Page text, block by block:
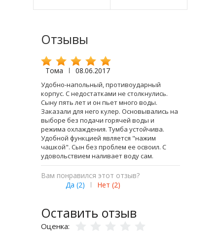
Отзывы
Тома | 08.06.2017
Удобно-напольный, противоударный
корпус. С недостатками не столкнулись.
Сыну пять лет и он пьет много воды.
Заказали для него кулер. Основывались на
выборе без подачи горячей воды и
режима охлаждения. Тумба устойчива.
Удобной функцией является "нажим
чашкой". Сын без проблем ее освоил. С
удовольствием наливает воду сам.
Вам понравился этот отзыв?
Да (2) | Нет (2)
Оставить отзыв
Оценка: